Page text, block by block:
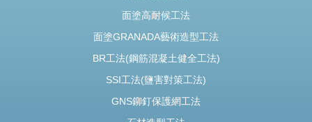
面塗高耐候工法
面塗GRANADA藝術造型工法
BR工法(鋼筋混凝土健全工法)
SSI工法(鹽害對策工法)
GNS鉚釘保護網工法